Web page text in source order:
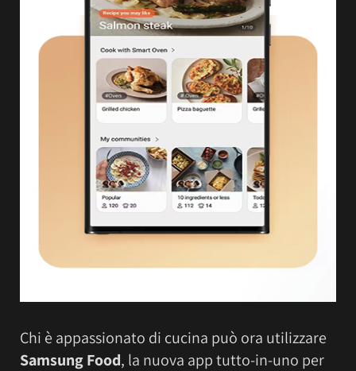
Chi è appassionato di cucina può ora utilizzare
Samsung Food, la nuova app tutto-in-uno per